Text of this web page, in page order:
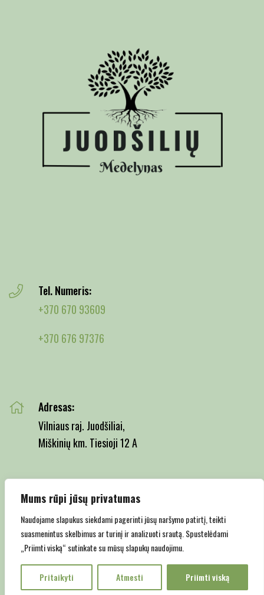
Mums rūpi jūsų privatumas
Naudojame slapukus siekdami pagerinti jūsų naršymo patirtį, teikti
suasmenintus skelbimus ar turinį ir analizuoti srautą. Spustelėdami
„Priimti viską“ sutinkate su mūsų slapukų naudojimu.
Pritaikyti Atmesti Priimti viską
Tel. Numeris:
+370 670 93609
+370 676 97376
Adresas:
Vilniaus raj. Juodšiliai,
Miškinių km. Tiesioji 12 A
Email:
info@juodsiliumedelynas.lt
Copyright © 2022 Juodšilių medelynas | Privatumo politika